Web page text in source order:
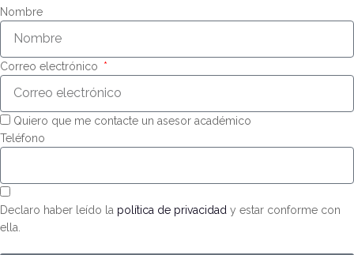
Nombre
Correo electrónico
Quiero que me contacte un asesor académico
Teléfono
Declaro haber leído la política de privacidad y estar conforme con
ella.